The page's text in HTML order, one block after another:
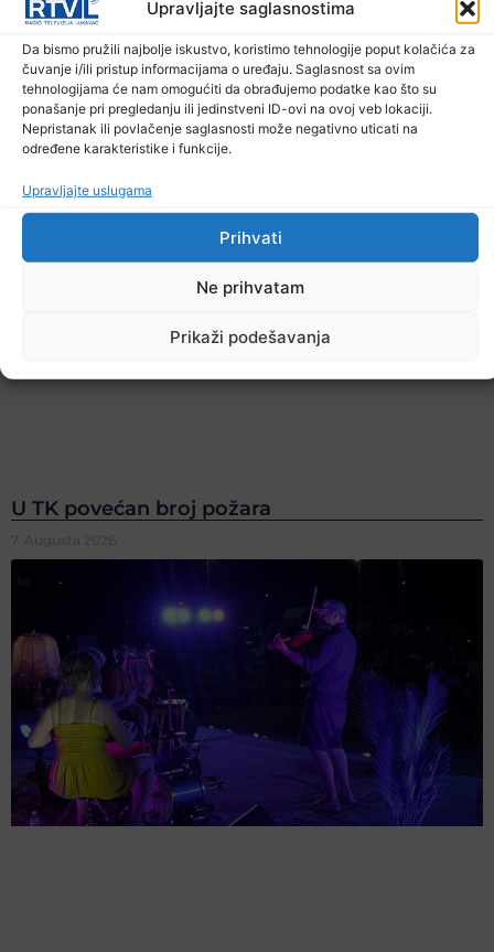
Upravljajte saglasnostima
Da bismo pružili najbolje iskustvo, koristimo tehnologije poput kolačića za
čuvanje i/ili pristup informacijama o uređaju. Saglasnost sa ovim
tehnologijama će nam omogućiti da obrađujemo podatke kao što su
ponašanje pri pregledanju ili jedinstveni ID-ovi na ovoj veb lokaciji.
Nepristanak ili povlačenje saglasnosti može negativno uticati na
određene karakteristike i funkcije.
Upravljajte uslugama
Prihvati
Ne prihvatam
Prikaži podešavanja
U TK povećan broj požara
7. Augusta 2026.